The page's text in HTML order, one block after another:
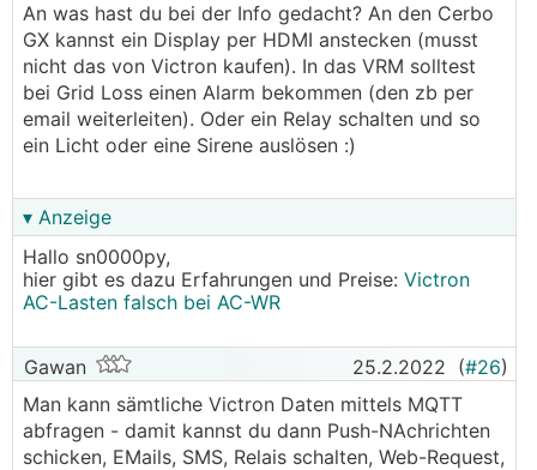
vielleicht doch ein Problem, aber nach 5 Minuten
sowas hat er das Netz dann wieder erkannt und
normal weitergewerkelt.
Das einzige was ich jetzt dann noch brauche,
eine vernünftige Info irgendwo im Haus das ich
An was hast du bei der Info gedacht? An den Cerbo
GX kannst ein Display per HDMI anstecken (musst
nicht das von Victron kaufen). In das VRM solltest
bei Grid Loss einen Alarm bekommen (den zb per
email weiterleiten). Oder ein Relay schalten und so
ein Licht oder eine Sirene auslösen :)
▾ Anzeige
Hallo sn0000py,
hier gibt es dazu Erfahrungen und Preise: Victron
AC-Lasten falsch bei AC-WR
Gawan 25.2.2022 (#26)
Man kann sämtliche Victron Daten mittels MQTT
abfragen - damit kannst du dann Push-NAchrichten
schicken, EMails, SMS, Relais schalten, Web-Request,